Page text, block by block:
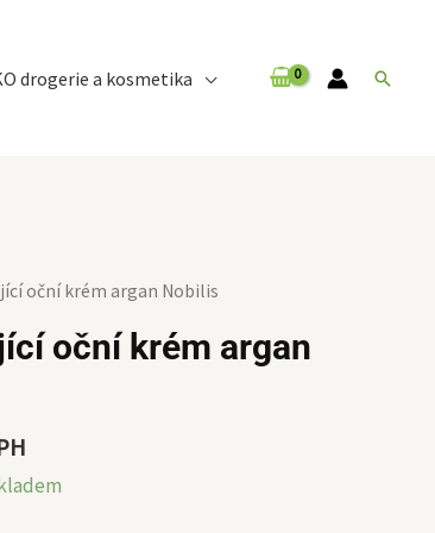
drogerie a kosmetika Hledat
oční krém argan Nobilis
oční krém argan